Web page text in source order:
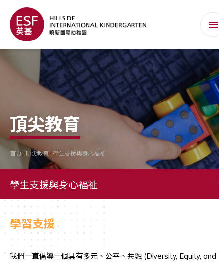
頂尖教育
首頁 頂尖教育 學生支援與身心福祉
學生支援與身心福祉
學習支援
我們一直倡導一個具有多元、公平、共融 (Diversity, Equity, and